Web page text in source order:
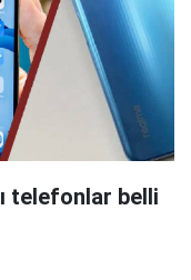
telefonlar belli